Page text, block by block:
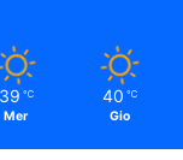
39 ℃
Mer
40 ℃
Gio